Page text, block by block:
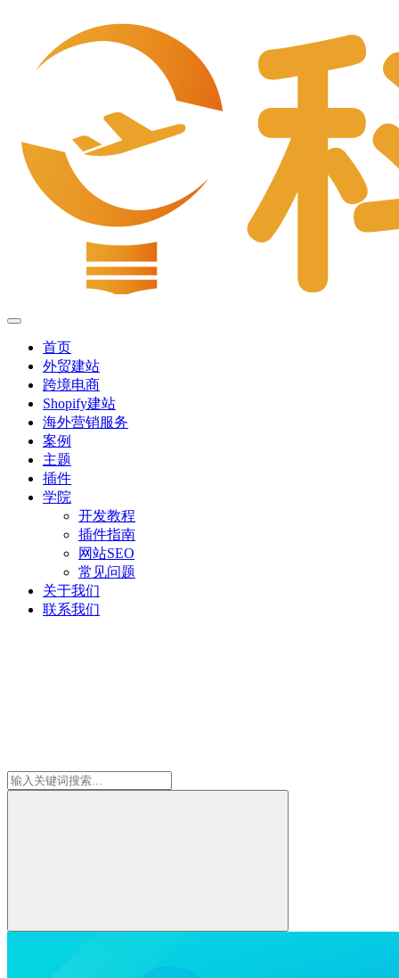
首页
外贸建站
跨境电商
Shopify建站
海外营销服务
案例
主题
插件
学院
开发教程
插件指南
网站SEO
常见问题
关于我们
联系我们